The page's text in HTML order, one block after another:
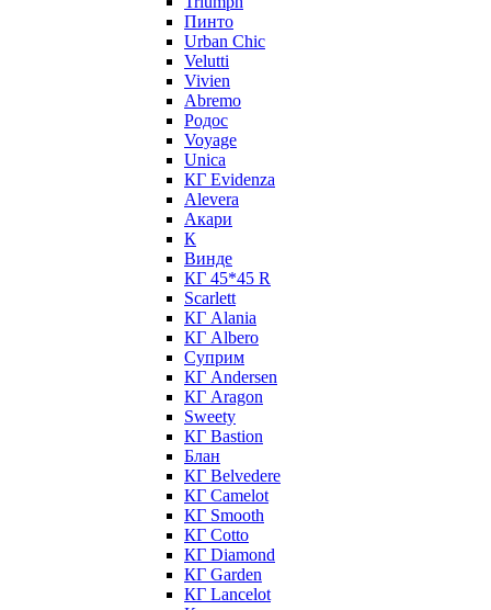
Пинто
Urban Chic
Velutti
Vivien
Abremo
Родос
Voyage
Unica
КГ Evidenza
Alevera
Акари
К
Винде
КГ 45*45 R
Scarlett
КГ Alania
КГ Albero
Суприм
КГ Andersen
КГ Aragon
Sweety
КГ Bastion
Блан
КГ Belvedere
КГ Camelot
КГ Smooth
КГ Cotto
КГ Diamond
КГ Garden
КГ Lancelot